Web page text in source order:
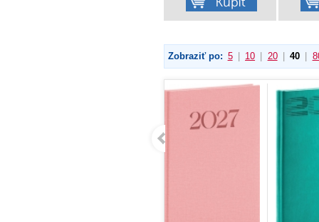
Zobraziť po: 5 10 20 40